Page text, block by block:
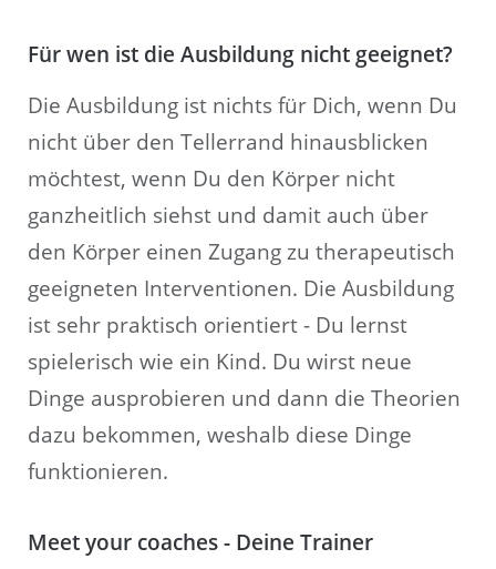
Für wen ist die Ausbildung nicht geeignet?
Die Ausbildung ist nichts für Dich, wenn Du
nicht über den Tellerrand hinausblicken
möchtest, wenn Du den Körper nicht
ganzheitlich siehst und damit auch über
den Körper einen Zugang zu therapeutisch
geeigneten Interventionen. Die Ausbildung
ist sehr praktisch orientiert - Du lernst
spielerisch wie ein Kind. Du wirst neue
Dinge ausprobieren und dann die Theorien
dazu bekommen, weshalb diese Dinge
funktionieren.
Meet your coaches - Deine Trainer